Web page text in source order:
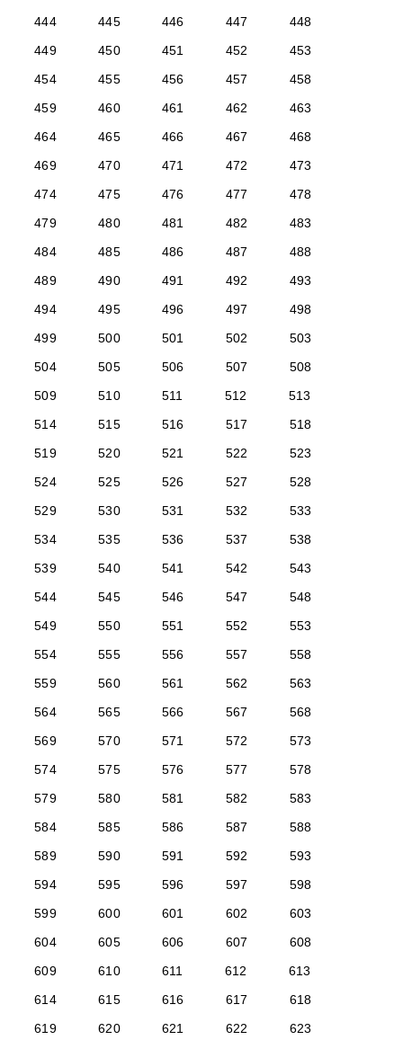
444 445 446 447
448
449
450 451 452
453
454
455 456 457
458
459
460 461 462
463
464
465 466 467
468
469
470 471 472
473
474
475 476 477
478
479
480 481 482
483
484
485 486 487
488
489
490 491 492
493
494
495 496 497
498
499
500 501 502
503
504
505 506 507
508
509
510 511 512
513
514
515 516 517
518
519
520 521 522
523
524
525 526 527
528
529
530 531 532
533
534
535 536 537
538
539
540 541 542
543
544
545 546 547
548
549
550 551 552
553
554
555 556 557
558
559
560 561 562
563
564
565 566 567
568
569
570 571 572
573
574
575 576 577
578
579
580 581 582
583
584
585 586 587
588
589
590 591 592
593
594
595 596 597
598
599
600 601 602
603
604
605 606 607
608
609
610 611 612
613
614
615 616 617
618
619
620 621 622
623